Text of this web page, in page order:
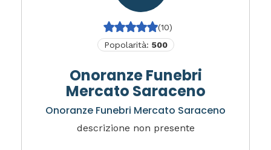
(10)
Popolarità: 500
Onoranze Funebri
Mercato Saraceno
Onoranze Funebri Mercato Saraceno
descrizione non presente